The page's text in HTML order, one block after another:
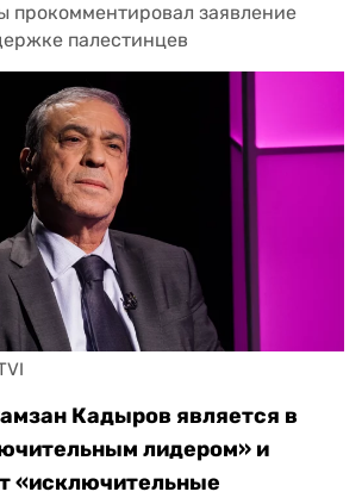
прокомментировал заявление
палестинцев
Кадыров является в
лидером» и
«исключительные